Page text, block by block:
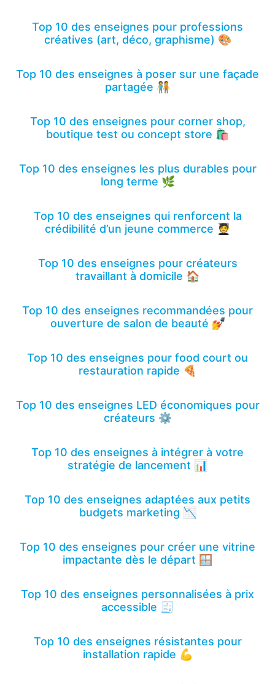
Top 10 des enseignes pour professions
créatives (art, déco, graphisme) 🎨
Top 10 des enseignes à poser sur une façade
partagée 🧑‍🤝‍🧑
Top 10 des enseignes pour corner shop,
boutique test ou concept store 🛍️
Top 10 des enseignes les plus durables pour
long terme 🌿
Top 10 des enseignes qui renforcent la
crédibilité d’un jeune commerce 🧑‍🎓
Top 10 des enseignes pour créateurs
travaillant à domicile 🏠
Top 10 des enseignes recommandées pour
ouverture de salon de beauté 💅
Top 10 des enseignes pour food court ou
restauration rapide 🍕
Top 10 des enseignes LED économiques pour
créateurs ⚙️
Top 10 des enseignes à intégrer à votre
stratégie de lancement 📊
Top 10 des enseignes adaptées aux petits
budgets marketing 📉
Top 10 des enseignes pour créer une vitrine
impactante dès le départ 🪟
Top 10 des enseignes personnalisées à prix
accessible 🧾
Top 10 des enseignes résistantes pour
installation rapide 💪